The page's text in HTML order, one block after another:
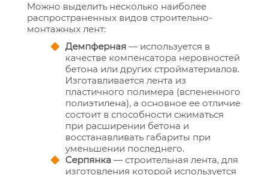
Можно выделить несколько наиболее
распространенных видов строительно-
монтажных лент:
Демпферная — используется в
качестве компенсатора неровностей
бетона или других стройматериалов.
Изготавливается лента из
пластичного полимера (вспененного
полиэтилена), а основное ее отличие
состоит в способности сжиматься
при расширении бетона и
восстанавливать габариты при
уменьшении последнего.
Серпянка — строительная лента, для
изготовления которой используется